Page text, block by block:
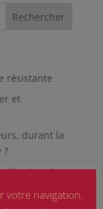
résistante
et
durant la
?
l’équipe du
votre navigation.